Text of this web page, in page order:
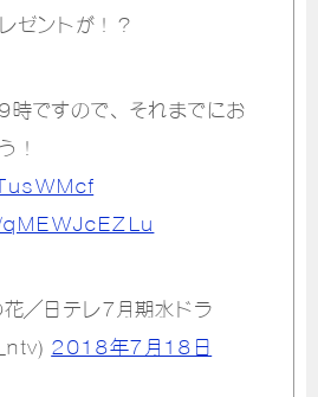
ゼントが！？
時ですので、それまでにお
！
／日テレ7月期水ドラ
2018年7月18日